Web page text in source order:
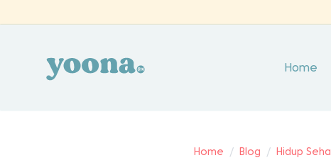
Home
Home / Blog / Hidup